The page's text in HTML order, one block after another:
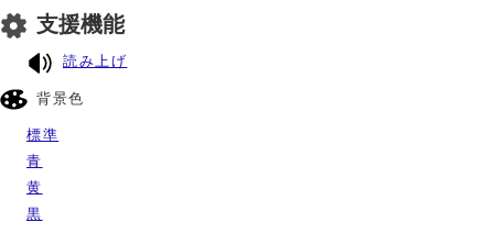
支援機能
読み上げ
背景色
標準
青
黄
黒